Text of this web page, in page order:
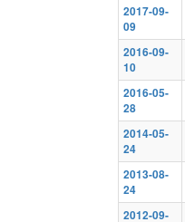
2017-09-
09
2016-09-
10
2016-05-
28
2014-05-
24
2013-08-
24
2012-09-